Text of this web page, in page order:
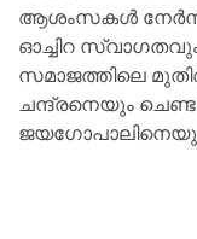
ആശംസകൾ നേർന്ന്
ഓച്ചിറ
സമാജത്തിലെ
ചന്ദ്രനെയും